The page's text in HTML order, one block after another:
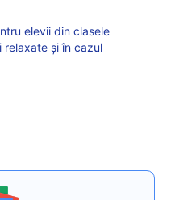
elevii din clasele
relaxate și în cazul